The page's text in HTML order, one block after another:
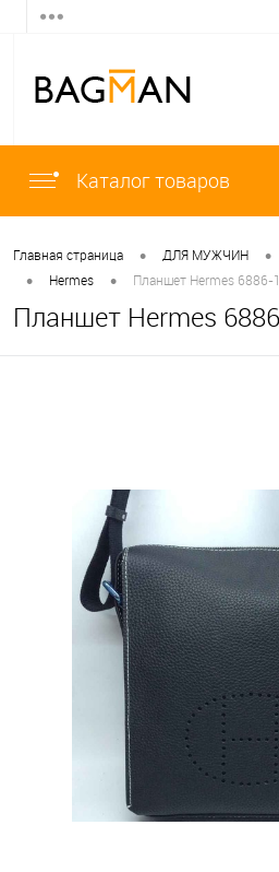
Каталог товаров
Главная страница • ДЛЯ МУЖЧИН •
• Hermes • Планшет Hermes 6886-1
Планшет Hermes